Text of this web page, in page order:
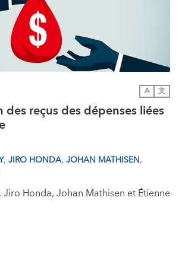
A 文
des reçus des dépenses liées
, JIRO HONDA, JOHAN MATHISEN,
Jiro Honda, Johan Mathisen et Étienne